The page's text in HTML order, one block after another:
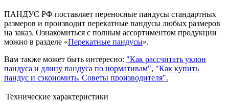
ПАНДУС РФ поставляет переносные пандусы стандартных
размеров и производит перекатные пандусы любых размеров
на заказ. Ознакомиться с полным ассортиментом продукции
можно в разделе «Перекатные пандусы».
Вам также может быть интересно: "Как рассчитать уклон
пандуса и длину пандуса по нормативам", "Как купить
пандус и сэкономить. Советы производителя".
Технические характеристики